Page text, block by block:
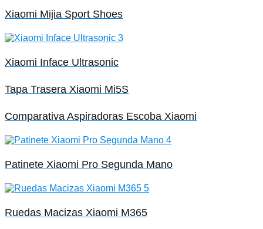
Xiaomi Mijia Sport Shoes
Xiaomi Inface Ultrasonic
Tapa Trasera Xiaomi Mi5S
Comparativa Aspiradoras Escoba Xiaomi
Patinete Xiaomi Pro Segunda Mano
Ruedas Macizas Xiaomi M365